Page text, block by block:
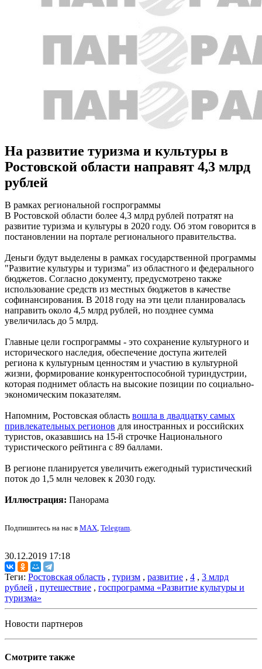
На развитие туризма и культуры в
Ростовской области направят 4,3 млрд
рублей
В рамках региональной госпрограммы
В Ростовской области более 4,3 млрд рублей потратят на
развитие туризма и культуры в 2020 году. Об этом говорится в
постановлении на портале регионального правительства.
Деньги будут выделены в рамках государственной программы
"Развитие культуры и туризма" из областного и федерального
бюджетов. Согласно документу, предусмотрено также
использование средств из местных бюджетов в качестве
софинансирования. В 2018 году на эти цели планировалась
направить около 4,5 млрд рублей, но позднее сумма
увеличилась до 5 млрд.
Главные цели госпрограммы - это сохранение культурного и
исторического наследия, обеспечение доступа жителей
региона к культурным ценностям и участию в культурной
жизни, формирование конкурентоспособной туриндустрии,
которая поднимет область на высокие позиции по социально-
экономическим показателям.
Напомним, Ростовская область вошла в двадцатку самых
привлекательных регионов для иностранных и российских
туристов, оказавшись на 15-й строчке Национального
туристического рейтинга с 89 баллами.
В регионе планируется увеличить ежегодный туристический
поток до 1,5 млн человек к 2030 году.
Иллюстрация: Панорама
Подпишитесь на нас в MAX, Telegram.
30.12.2019 17:18
Теги: Ростовская область , туризм , развитие , 4 , 3 млрд
рублей , путешествие , госпрограмма «Развитие культуры и
туризма»
Новости партнеров
Смотрите также